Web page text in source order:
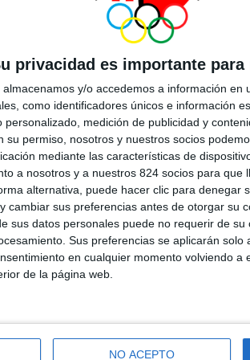
privacidad es importante para
almacenamos y/o accedemos a información en
como identificadores únicos e información
personalizado, medición de publicidad y
su permiso, nosotros y nuestros socios
mediante las características de
a nosotros y a nuestros 824 socios para que
alternativa, puede hacer clic para denegar
cambiar sus preferencias antes de otorgar su
sus datos personales puede no requerir de
Sus preferencias se aplicarán solo
en cualquier momento volviendo a
de la página web.
NO ACEPTO
Y
E